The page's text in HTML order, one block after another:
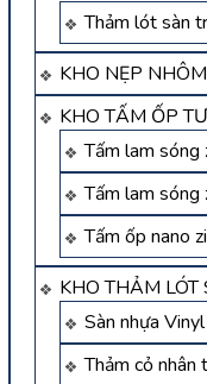
Thảm lót sàn
KHO NẸP NHÔM
KHO TẤM ỐP
Tấm lam sóng
Tấm lam sóng
Tấm ốp nano
KHO THẢM LÓT
Sàn nhựa
Thảm cỏ nhân